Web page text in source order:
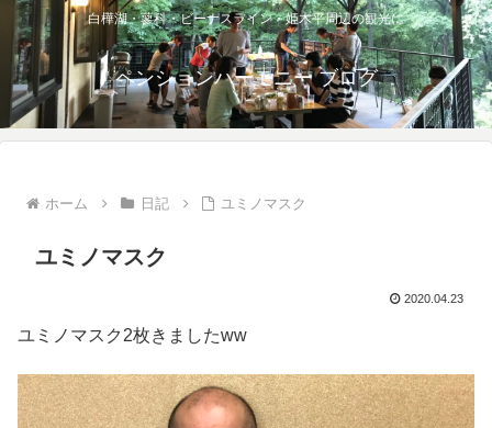
白樺湖・蓼科・ビーナスライン・姫木平周辺の観光に
ペンションハーモニー ブログ
ホーム 日記 ユミノマスク
ユミノマスク
2020.04.23
ユミノマスク2枚きましたww